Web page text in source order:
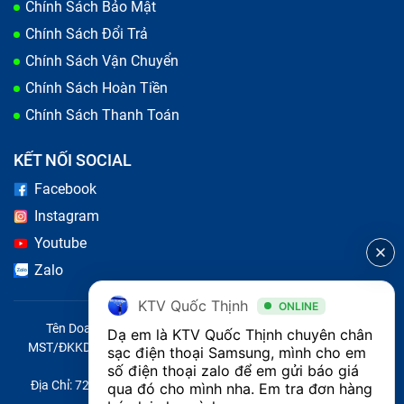
Kiểm tra chân cắm của cổng sạc Samsung
A02S
Các chân tiếp xúc bên trong cổng sạc có thể bị cong
Samsung A02S bị lỏng, điện thoại sạc không vào pin.
Bạn có thể dùng tăm hoặc que kim loại nhỏ để cẩn
thận nắn lại các chân tiếp xúc bên trong cổng sạc.
Chính Sách Bảo Mật
Chính Sách Đổi Trả
Chính Sách Vận Chuyển
Chính Sách Hoàn Tiền
Chính Sách Thanh Toán
KẾT NỐI SOCIAL
Facebook
Instagram
Youtube
Zalo
Tên Doanh Nghiệp: CÔNG TY TNHH CITY ONE VIỆT NAM
MST/ĐKKD/QĐTL: 0316569346 do sở KHĐT TP.HCM cấp ngày
14/04/2023
Địa Chỉ: 721 Trường Chinh, Phường Tây Thạnh, Quận Tân Phú,
KTV Quốc Thịnh ONLINE
Dạ em là KTV Quốc Thịnh chuyên chân
sạc điện thoại Samsung, mình cho em
số điện thoại zalo để em gửi báo giá
qua đó cho mình nha. Em tra đơn hàng